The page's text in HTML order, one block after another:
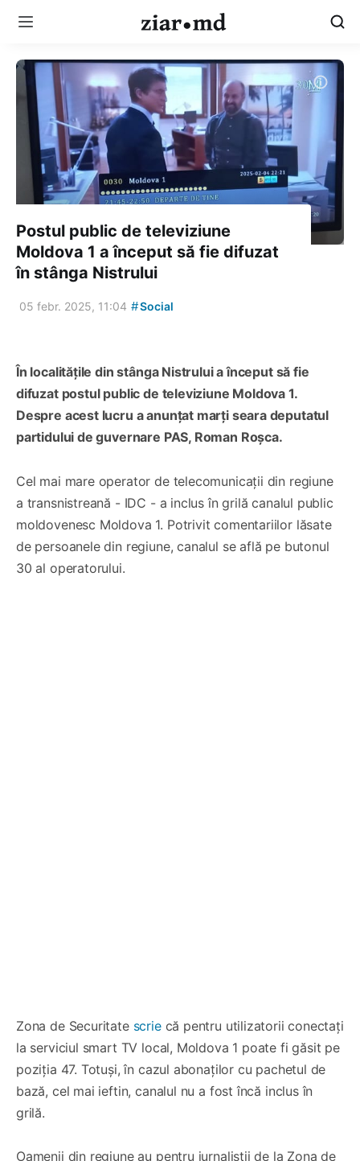
Postul public de televiziune
Moldova 1 a început să fie difuzat
în stânga Nistrului
05 febr. 2025, 11:04 #Social
În localitățile din stânga Nistrului a început să fie
difuzat postul public de televiziune Moldova 1.
Despre acest lucru a anunțat marți seara deputatul
partidului de guvernare PAS, Roman Roșca.
Cel mai mare operator de telecomunicații din regiune
a transnistreană - IDC - a inclus în grilă canalul public
moldovenesc Moldova 1. Potrivit comentariilor lăsate
de persoanele din regiune, canalul se află pe butonul
30 al operatorului.
Zona de Securitate scrie că pentru utilizatorii conectați
la serviciul smart TV local, Moldova 1 poate fi găsit pe
poziția 47. Totuși, în cazul abonaților cu pachetul de
bază, cel mai ieftin, canalul nu a fost încă inclus în
grilă.
Oamenii din regiune au pentru jurnaliștii de la Zona de